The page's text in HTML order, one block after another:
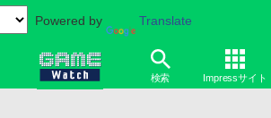
Powered by Translate
検索 Impressサイト